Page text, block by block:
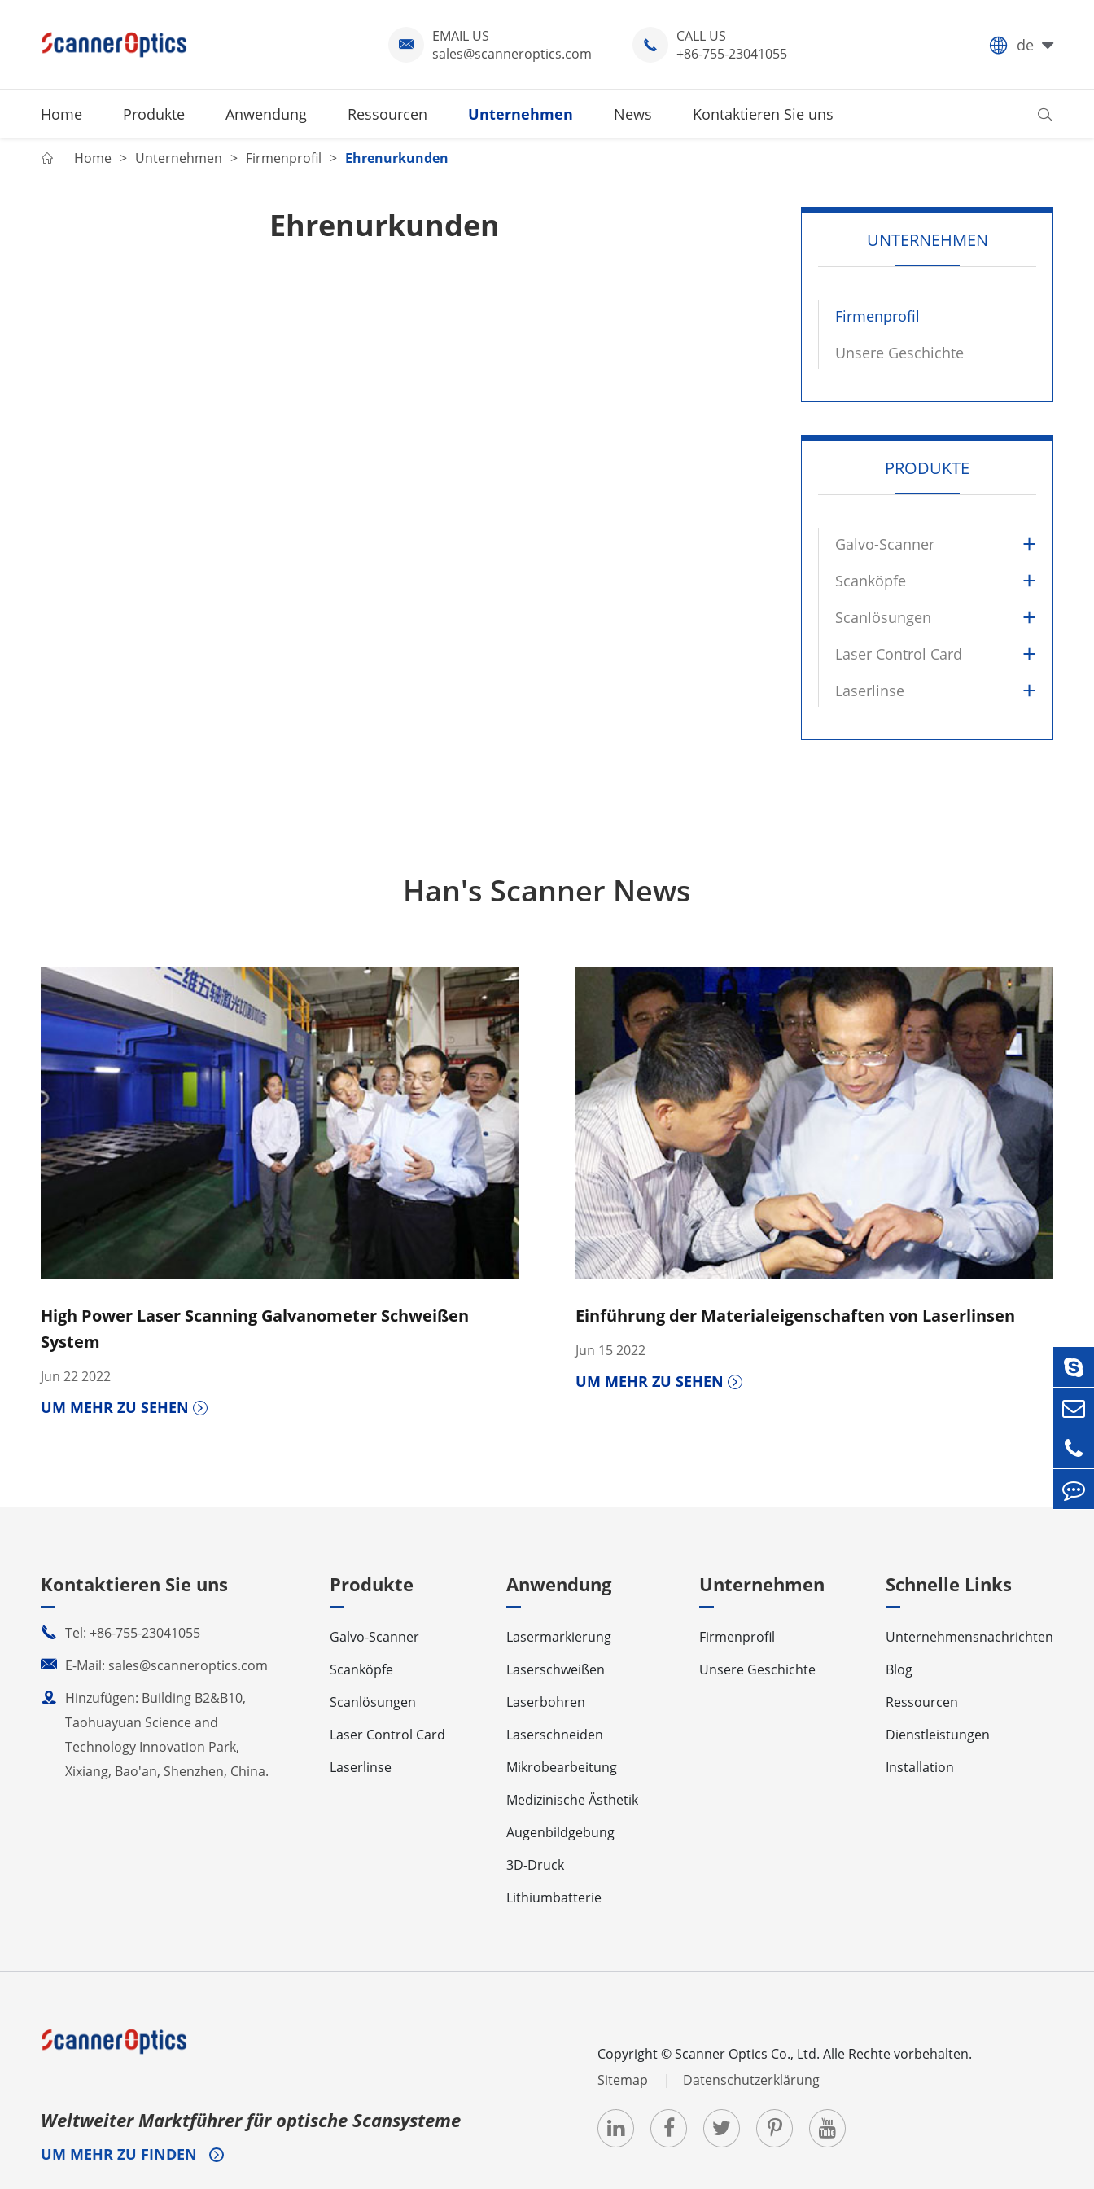

EMAIL US
sales@scanneroptics.com

CALL US
+86-755-23041055
 de
Home Produkte Anwendung Ressourcen Unternehmen News Kontaktieren Sie uns 
 Home Unternehmen Firmenprofil Ehrenurkunden
Ehrenurkunden UNTERNEHMEN
Firmenprofil
Unsere Geschichte
PRODUKTE
Galvo-Scanner +
Scanköpfe +
Scanlösungen +
Laser Control Card +
Laserlinse +
Han's Scanner News
High Power Laser Scanning Galvanometer Schweißen
System
Jun 22 2022
UM MEHR ZU SEHEN
Einführung der Materialeigenschaften von Laserlinsen
Jun 15 2022
UM MEHR ZU SEHEN
Kontaktieren Sie uns
 Tel: +86-755-23041055
 E-Mail: sales@scanneroptics.com
 Hinzufügen: Building B2&B10,
Taohuayuan Science and
Technology Innovation Park,
Xixiang, Bao'an, Shenzhen, China.
Produkte
Galvo-Scanner
Scanköpfe
Scanlösungen
Laser Control Card
Laserlinse
Anwendung
Lasermarkierung
Laserschweißen
Laserbohren
Laserschneiden
Mikrobearbeitung
Medizinische Ästhetik
Augenbildgebung
3D-Druck
Lithiumbatterie
Unternehmen
Firmenprofil
Unsere Geschichte
Schnelle Links
Unternehmensnachrichten
Blog
Ressourcen
Dienstleistungen
Installation
Weltweiter Marktführer für optische Scansysteme
UM MEHR ZU FINDEN
Copyright ©Scanner Optics Co., Ltd. Alle Rechte vorbehalten.
Sitemap
Datenschutzerklärung